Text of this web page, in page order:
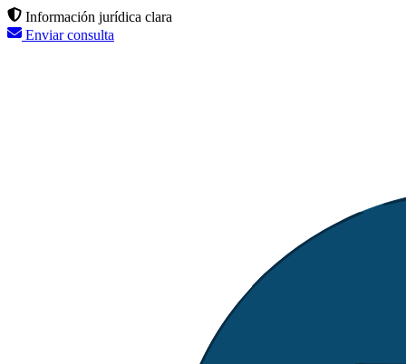
Información jurídica clara
Enviar consulta